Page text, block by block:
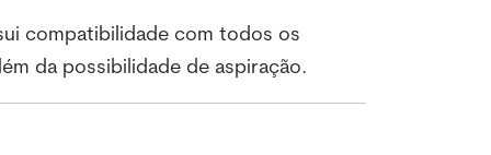
compatibilidade com todos os
da possibilidade de aspiração.